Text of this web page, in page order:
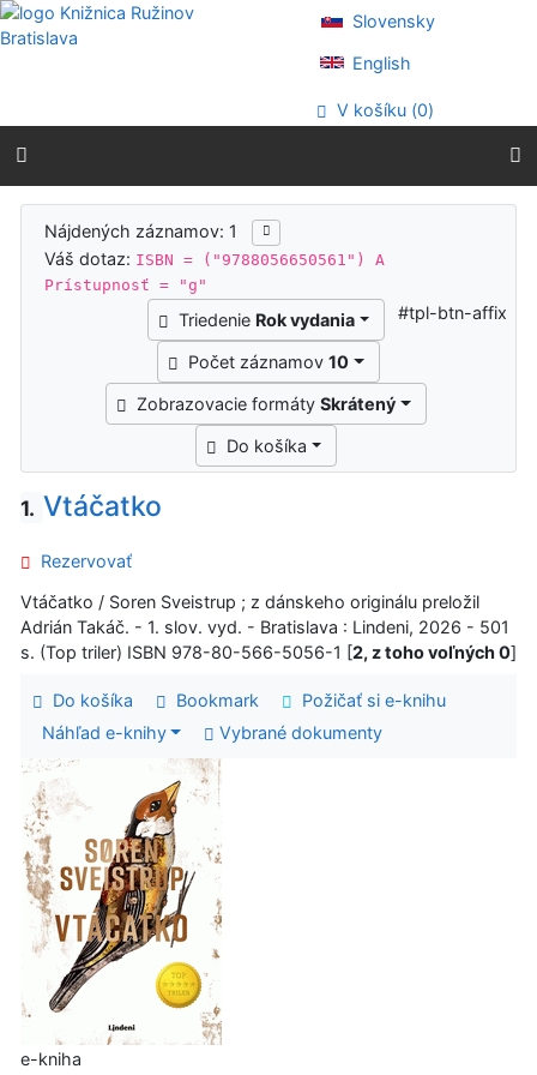
Prejsť na obsah
Prejsť na menu
Prehlásenie o webovej prístupnosti
Slovensky
English
V košíku (0)
Výsledky vyhľadávania
Nájdených záznamov: 1
Váš dotaz: ISBN = ("9788056650561") A
Prístupnosť = "g"
Triedenie Rok vydania
Počet záznamov10
Zobrazovacie formátySkrátený
Do košíka
#tpl-btn-affix
1. Vtáčatko
Rezervovať
Vtáčatko / Soren Sveistrup ; z dánskeho originálu preložil
Adrián Takáč. - 1. slov. vyd. - Bratislava : Lindeni, 2026 - 501
s. (Top triler) ISBN 978-80-566-5056-1 [2, z toho voľných 0]
Do košíka Bookmark
Požičať si e-knihu
Náhľad e-knihy
Vybrané dokumenty
e-kniha